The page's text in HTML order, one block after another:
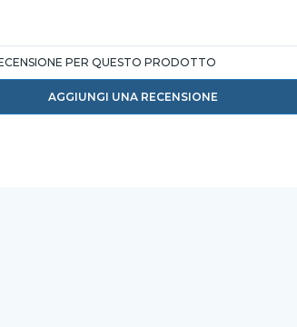
PER QUESTO PRODOTTO
AGGIUNGI UNA RECENSIONE